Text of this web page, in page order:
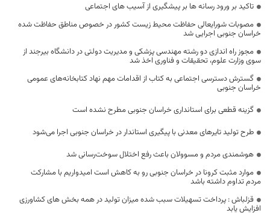
تاکید بر ورود رسانه ها بر پیشگیری از آسیب های اجتماعی
مصوبات شورایعالی حفاظت محیط زیست کشور در خصوص مناطق حفاظت شده
خراسان جنوبی اجرایی شد
مجوز راه اندازی دو رشته مهندسی پزشکی و مدیریت دولتی در دانشگاه بیرجند از
سوی وزارت علوم، تحقیقات و فناوری اخذ شد
گسترش دسترسی اجتماعی به کتاب از اقدامات مهم نهاد کتابخانه‌های عمومی
خراسان جنوبی
گزینه قطعی برای استانداری خراسان جنوبی مطرح نشده است
طرح تولید تایرهای معدنی با پیگیری استاندار در خراسان جنوبی اجرا می‌شود
هوشمندی مردم و مسوولان باعث رفع اختلال سوخت‌رسانی شد
موارد مثبت کرونا در خراسان جنوبی رو به کاهش است امیدواریم با مشارکت
مردم تداوم داشته باشد
قزلباش : پرداخت تسهیلات سبب شده میزان تولید در همه بخش های کشاورزی
افزایش یابد